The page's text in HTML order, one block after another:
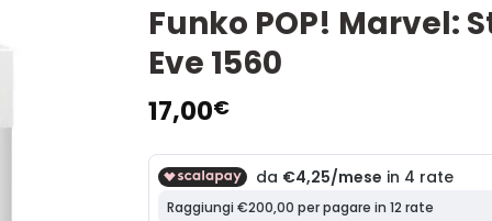
Funko POP! Marvel:
Eve 1560
17,00€